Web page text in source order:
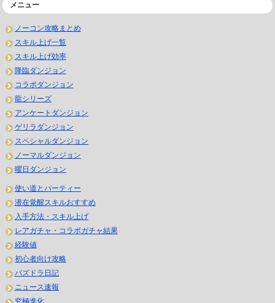
メニュー
ノーコン攻略まとめ
スキル上げ一覧
スキル上げ効率
降臨ダンジョン
コラボダンジョン
龍シリーズ
アンケートダンジョン
ゲリラダンジョン
スペシャルダンジョン
ノーマルダンジョン
曜日ダンジョン
使い道とパーティー
潜在覚醒スキルおすすめ
入手方法・スキル上げ
レアガチャ・コラボガチャ結果
経験値
初心者向け攻略
パズドラ日記
ニュース速報